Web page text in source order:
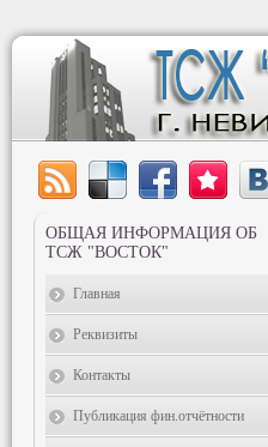
ОБЩАЯ ИНФОРМАЦИЯ ОБ
ТСЖ "ВОСТОК"
Главная
Реквизиты
Контакты
Публикация фин.отчётности